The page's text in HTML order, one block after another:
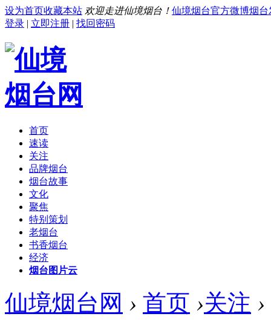
设为首页收藏本站 欢迎走进仙境烟台！ 仙境烟台官方微博烟台
登录 | 立即注册 | 找回密码
首页
速读
关注
品牌烟台
烟台故事
文化
聚焦
特别策划
老烟台
书香烟台
经济
烟台图片云
仙境烟台网 › 首页 ›关注 ›